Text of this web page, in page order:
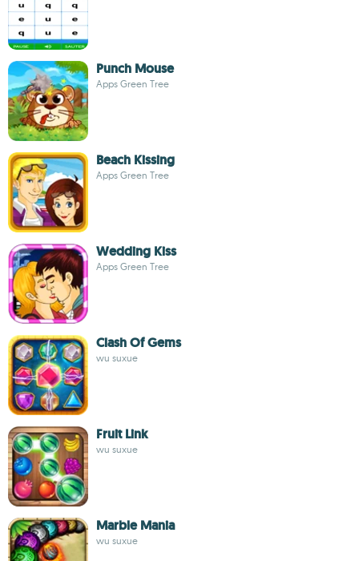
Punch Mouse
Apps Green Tree
Beach Kissing
Apps Green Tree
Wedding Kiss
Apps Green Tree
Clash Of Gems
wu suxue
Fruit Link
wu suxue
Marble Mania
wu suxue